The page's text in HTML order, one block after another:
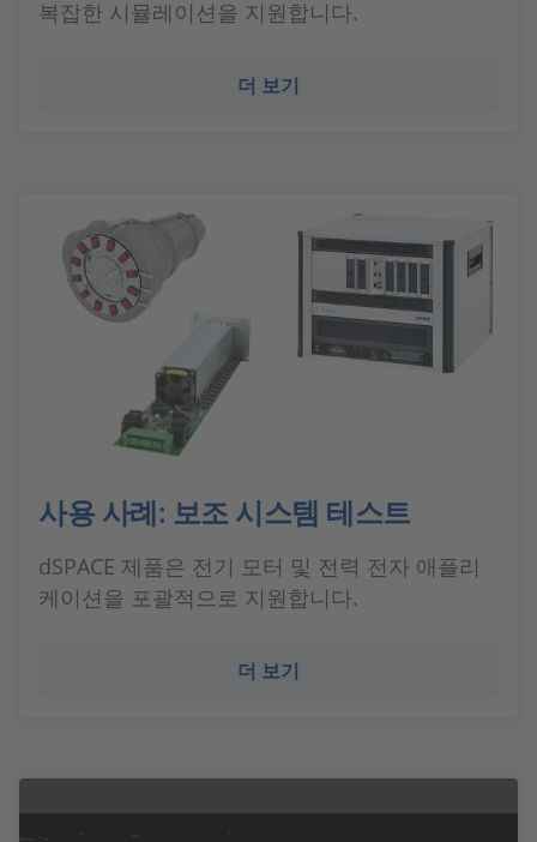
복잡한 시뮬레이션을 지원합니다.
더 보기
사용 사례: 보조 시스템 테스트
dSPACE 제품은 전기 모터 및 전력 전자 애플리
케이션을 포괄적으로 지원합니다.
더 보기